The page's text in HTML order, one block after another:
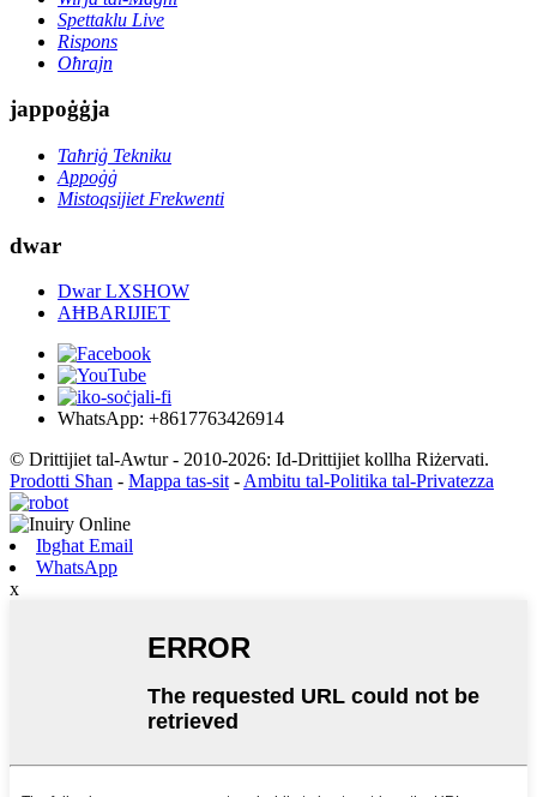
Spettaklu Live
Rispons
Oħrajn
jappoġġja
Taħriġ Tekniku
Appoġġ
Mistoqsijiet Frekwenti
dwar
Dwar LXSHOW
AĦBARIJIET
WhatsApp: +8617763426914
© Drittijiet tal-Awtur - 2010-2026: Id-Drittijiet kollha Riżervati.
Prodotti Sħan - Mappa tas-sit-Ambitu tal-Politika tal-Privatezza
Ibgħat Email
WhatsApp
x